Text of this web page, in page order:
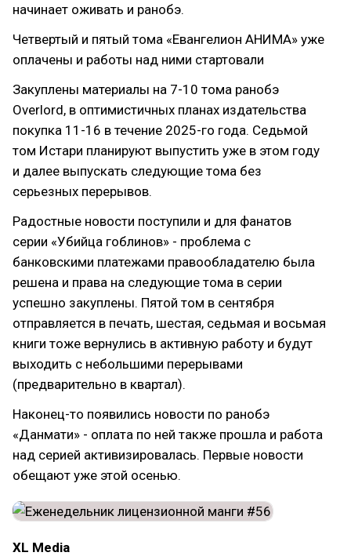
начинает оживать и ранобэ.
Четвертый и пятый тома «Евангелион АНИМА» уже
оплачены и работы над ними стартовали
Закуплены материалы на 7-10 тома ранобэ
Overlord, в оптимистичных планах издательства
покупка 11-16 в течение 2025-го года. Седьмой
том Истари планируют выпустить уже в этом году
и далее выпускать следующие тома без
серьезных перерывов.
Радостные новости поступили и для фанатов
серии «Убийца гоблинов» - проблема с
банковскими платежами правообладателю была
решена и права на следующие тома в серии
успешно закуплены. Пятой том в сентября
отправляется в печать, шестая, седьмая и восьмая
книги тоже вернулись в активную работу и будут
выходить с небольшими перерывами
(предварительно в квартал).
Наконец-то появились новости по ранобэ
«Данмати» - оплата по ней также прошла и работа
над серией активизировалась. Первые новости
обещают уже этой осенью.
XL Media